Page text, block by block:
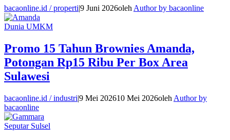
bacaonline.id / properti|9 Juni 2026oleh Author by bacaonline
Dunia UMKM
Promo 15 Tahun Brownies Amanda,
Potongan Rp15 Ribu Per Box Area
Sulawesi
bacaonline.id / industri|9 Mei 202610 Mei 2026oleh Author by
bacaonline
Seputar Sulsel